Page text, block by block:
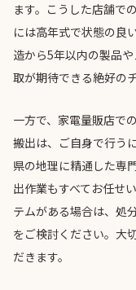
ます。こうした店舗で
には高年式で状態の良
造から5年以内の製品
取が期待できる絶好の
一方で、家電量販店で
搬出は、ご自身で行う
県の地理に精通した専
出作業もすべてお任せ
テムがある場合は、処
をご検討ください。大
だきます。